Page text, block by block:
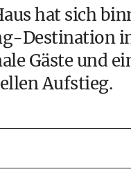
hat sich
Destination
Gäste und
Aufstieg.